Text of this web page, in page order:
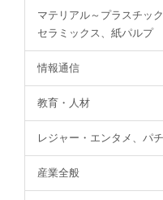
マテリアル～プラスチック
セラミックス、紙パルプ
情報通信
教育・人材
レジャー・エンタメ、パ
産業全般